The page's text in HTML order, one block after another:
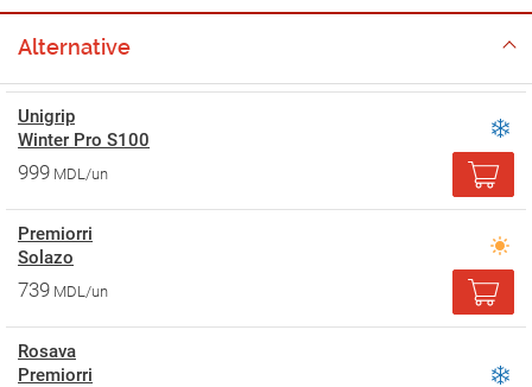
Alternative
Unigrip
Winter Pro S100
999 MDL/un
Premiorri
Solazo
739 MDL/un
Rosava
Premiorri